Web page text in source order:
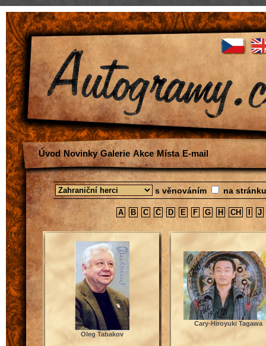
Úvod Novinky Galerie Akce Místa E-mail
s věnováním na
A B C Č D E F G H CH J
Oleg Tabakov
Cary-Hiroyuki Tagawa